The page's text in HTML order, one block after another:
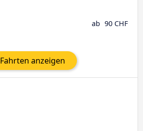
ab 90 CHF
Fahrten anzeigen